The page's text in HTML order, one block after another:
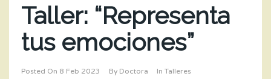
Taller: “Representa
tus emociones”
Posted On 8 Feb 2023 By Doctora In Talleres